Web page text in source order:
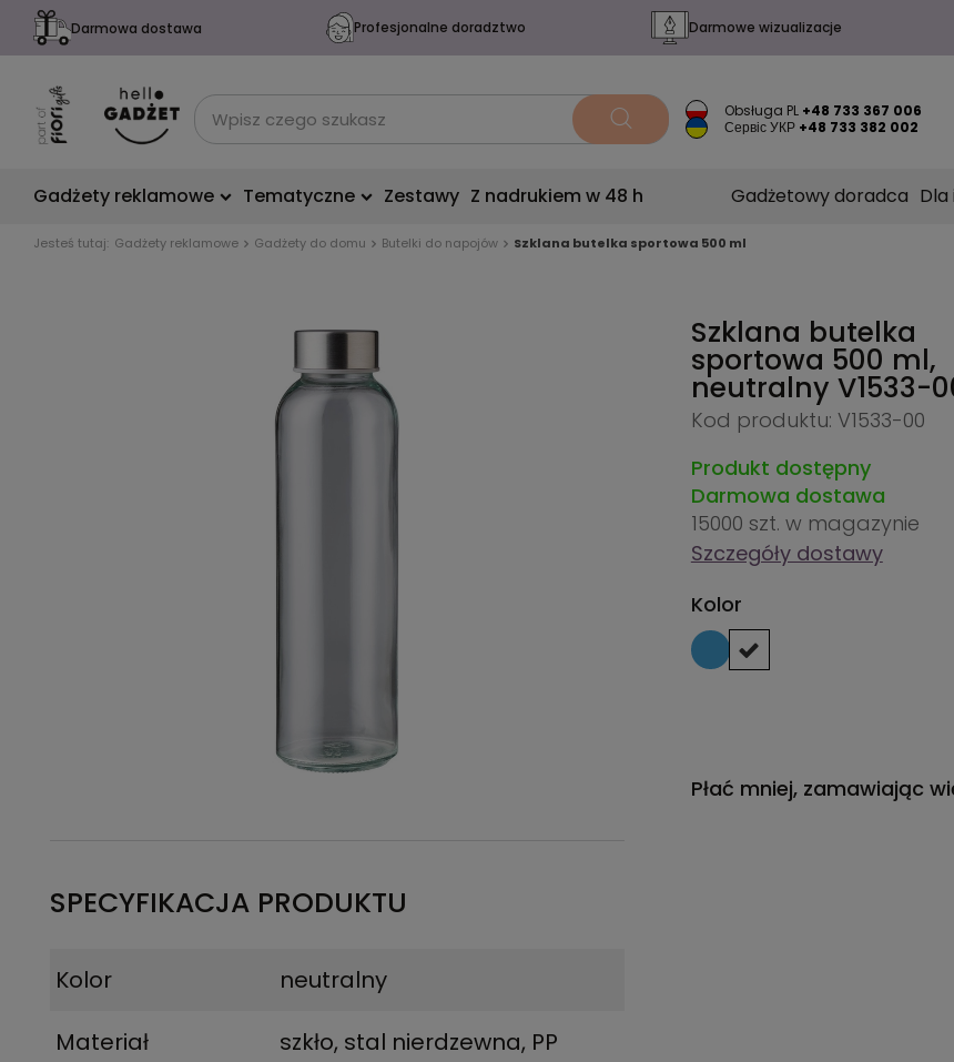
Darmowa dostawa Profesjonalne doradztwo Darmowe wizualizacje
Obsługa PL +48 733 367 006
Сервіс УКР +48 733 382 002
Gadżety reklamowe Tematyczne Zestawy Z nadrukiem w 48 h Gadżetowy doradca
Jesteś tutaj: Gadżety reklamowe Gadżety do domu Butelki do napojów Szklana butelka sportowa 500 ml
SPECYFIKACJA PRODUKTU
Kolor
neutralny
Materiał
szkło, stal nierdzewna, PP
Szklana butelka
sportowa 500 ml,
neutralny V1533-
Kod produktu: V1533-00
Produkt dostępny
Darmowa dostawa
15000 szt. w magazynie
Szczegóły dostawy
Kolor
Płać mniej, zamawiając